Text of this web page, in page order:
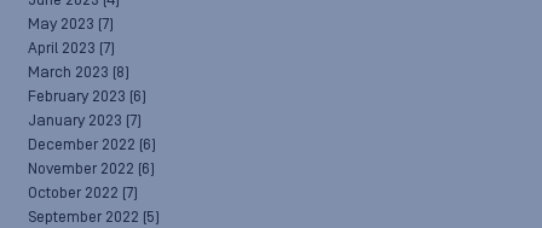
May 2023 (7)
April 2023 (7)
March 2023 (8)
February 2023 (6)
January 2023 (7)
December 2022 (6)
November 2022 (6)
October 2022 (7)
September 2022 (5)